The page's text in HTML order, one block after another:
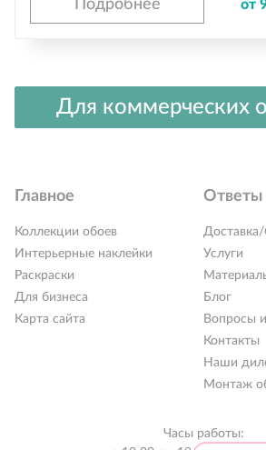
Подробнее от
Для коммерческих
Главное
Коллекции обоев
Интерьерные наклейки
Раскраски
Для бизнеса
Карта сайта
Ответы
Услуги
Блог
Вопросы
Контакты
Наши
Монтаж
Часы работы: